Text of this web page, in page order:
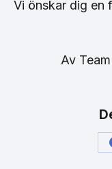
Vi önskar dig en
Av